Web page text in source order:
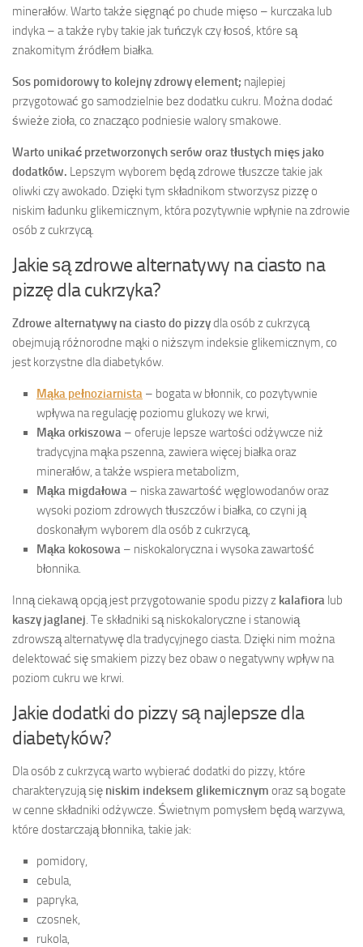
minerałów. Warto także sięgnąć po chude mięso – kurczaka lub
indyka – a także ryby takie jak tuńczyk czy łosoś, które są
znakomitym źródłem białka.
Sos pomidorowy to kolejny zdrowy element; najlepiej
przygotować go samodzielnie bez dodatku cukru. Można dodać
świeże zioła, co znacząco podniesie walory smakowe.
Warto unikać przetworzonych serów oraz tłustych mięs jako
dodatków. Lepszym wyborem będą zdrowe tłuszcze takie jak
oliwki czy awokado. Dzięki tym składnikom stworzysz pizzę o
niskim ładunku glikemicznym, która pozytywnie wpłynie na zdrowie
osób z cukrzycą.
Jakie są zdrowe alternatywy na ciasto na
pizzę dla cukrzyka?
Zdrowe alternatywy na ciasto do pizzydla osób z cukrzycą
obejmują różnorodne mąki o niższym indeksie glikemicznym, co
jest korzystne dla diabetyków.
Mąka pełnoziarnista – bogata w błonnik, co pozytywnie
wpływa na regulację poziomu glukozy we krwi,
Mąka orkiszowa – oferuje lepsze wartości odżywcze niż
tradycyjna mąka pszenna, zawiera więcej białka oraz
minerałów, a także wspiera metabolizm,
Mąka migdałowa – niska zawartość węglowodanów oraz
wysoki poziom zdrowych tłuszczów i białka, co czyni ją
doskonałym wyborem dla osób z cukrzycą,
Mąka kokosowa – niskokaloryczna i wysoka zawartość
błonnika.
Inną ciekawą opcją jest przygotowanie spodu pizzy z kalafiora lub
kaszy jaglanej . Te składniki są niskokaloryczne i stanowią
zdrowszą alternatywę dla tradycyjnego ciasta. Dzięki nim można
delektować się smakiem pizzy bez obaw o negatywny wpływ na
poziom cukru we krwi.
Jakie dodatki do pizzy są najlepsze dla
diabetyków?
Dla osób z cukrzycą warto wybierać dodatki do pizzy, które
charakteryzują się niskim indeksem glikemicznym oraz są bogate
w cenne składniki odżywcze. Świetnym pomysłem będą warzywa,
które dostarczają błonnika, takie jak:
pomidory,
cebula,
papryka,
czosnek,
rukola,